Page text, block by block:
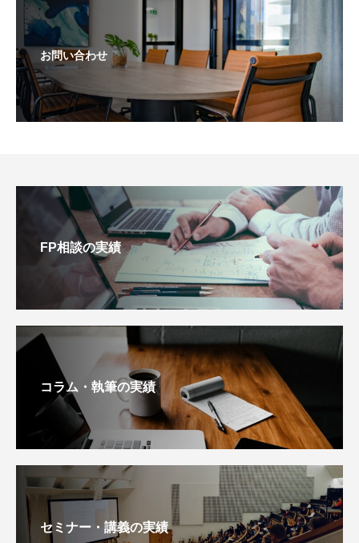
お問い合わせ
FP相談の実績
コラム・執筆の実績
セミナー・講義の実績